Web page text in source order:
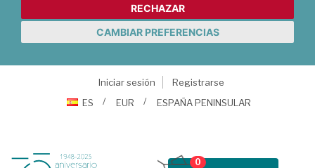
RECHAZAR
CAMBIAR PREFERENCIAS
Iniciar sesión
Registrarse
ES
EUR ESPAÑA PENINSULAR
0